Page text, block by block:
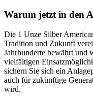
Warum jetzt in den
Die 1 Unze Silber
Tradition und Zukunft
Jahrhunderte bewährt und
vielfältigen
sichern Sie sich ein
auch für zukünftige
wird.